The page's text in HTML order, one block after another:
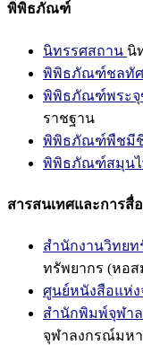
พิพิธภัณฑ์
นิทรรศสถาน นิ
พิพิธภัณฑ์ชลทั
พิพิธภัณฑ์พระจุ
ราชฐาน
พิพิธภัณฑ์พืชมี
พิพิธภัณฑ์สมุนไ
สารสนเทศและการสื่
สำนักงานวิทย
ทรัพยากร (หอส
ศูนย์หนังสือแห่ง
สำนักพิมพ์จุฬา
จุฬาลงกรณ์มห